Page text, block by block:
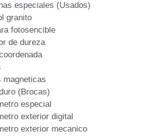
especiales (Usados)
granito
fotosencible
de dureza
magneticas
(Brocas)
especial
exterior digital
exterior mecanico